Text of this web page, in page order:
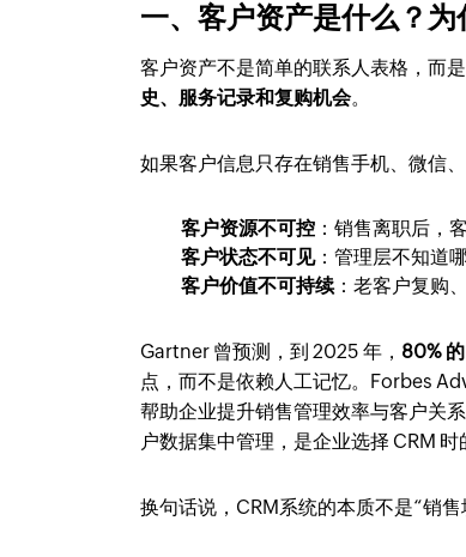
一、客户资产是什么？
客户资产不是简单的联系人表格，而
史、服务记录和复购机会。
如果客户信息只存在销售手机、微信
客户资源不可控 ：销售离职后，
客户状态不可见：管理层不知道
客户价值不可持续：老客户复购
Gartner 曾预测，到 2025 年， 80%
点，而不是依赖人工记忆。Forbes
帮助企业提升销售管理效率与客户关
户数据集中管理，是企业选择 CRM 时
换句话说，CRM系统的本质不是“销